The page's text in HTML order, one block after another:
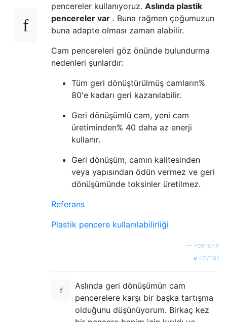
pencereler kullanıyoruz. Aslında plastik
pencereler var . Buna rağmen çoğumuzun
buna adapte olması zaman alabilir.
Cam pencereleri göz önünde bulundurma
nedenleri şunlardır:
Tüm geri dönüştürülmüş camların%
80'e kadarı geri kazanılabilir.
Geri dönüşümlü cam, yeni cam
üretiminden% 40 daha az enerji
kullanır.
Geri dönüşüm, camın kalitesinden
veya yapısından ödün vermez ve geri
dönüşümünde toksinler üretilmez.
Referans
Plastik pencere kullanılabilirliği
— Fennekin
kaynak
Aslında geri dönüşümün cam
pencerelere karşı bir başka tartışma
olduğunu düşünüyorum. Birkaç kez